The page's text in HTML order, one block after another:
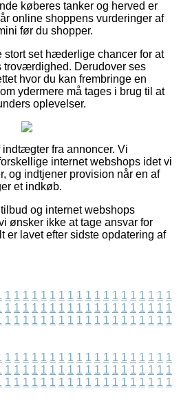
køberes tanker og herved er
online shoppens vurderinger af
før du shopper.
stort set hæderlige chancer for at
troværdighed. Derudover ses
hvor du kan frembringe en
ydermere må tages i brug til at
oplevelser.
fra annoncer. Vi
internet webshops idet vi
og indtjener provision når en af
et indkøb.
og internet webshops
ønsker ikke at tage ansvar for
er lavet efter sidste opdatering af
1 1 1 1 1 1 1 1 1 1 1 1 1 1 1 1 1 1 1
1 1 1 1 1 1 1 1 1 1 1 1 1 1 1 1 1 1 1
1 1 1 1 1 1 1 1 1 1 1 1 1 1 1 1 1 1 1
1 1 1 1 1 1 1 1 1 1 1 1 1 1 1 1 1 1 1
1 1 1 1 1 1 1 1 1 1 1 1 1 1 1 1 1 1 1
1 1 1 1 1 1 1 1 1 1 1 1 1 1 1 1 1 1 1